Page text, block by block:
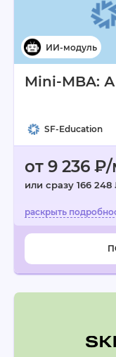
Mini-MBA:
SF-Education
от 9 236
или сразу 166 248